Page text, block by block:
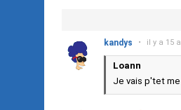
kandys • il y a 15
Loann
Je vais p'tet